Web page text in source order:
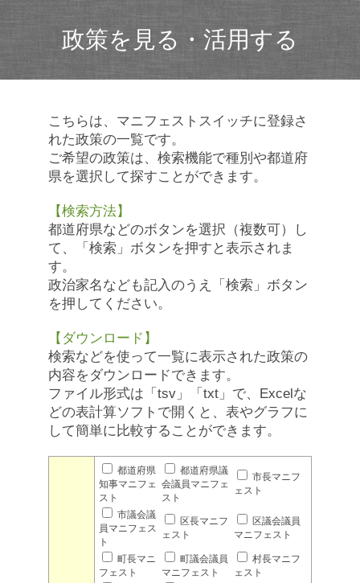
政策を見る・活用する
こちらは、マニフェストスイッチに登録さ
れた政策の一覧です。
ご希望の政策は、検索機能で種別や都道府
県を選択して探すことができます。
【検索方法】
都道府県などのボタンを選択（複数可）し
て、「検索」ボタンを押すと表示されま
す。
政治家名なども記入のうえ「検索」ボタン
を押してください。
【ダウンロード】
検索などを使って一覧に表示された政策の
内容をダウンロードできます。
ファイル形式は「tsv」「txt」で、Excelな
どの表計算ソフトで開くと、表やグラフに
して簡単に比較することができます。
都道府県
知事マニフェ
スト
都道府県議
会議員マニフェ
スト
市長マニフ
ェスト
市議会議
員マニフェス
ト
区長マニフ
ェスト
区議会議員
マニフェスト
町長マニ
フェスト
町議会議員
マニフェスト
村長マニフ
ェスト